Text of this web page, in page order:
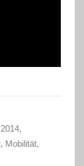
,
, Mobilität,